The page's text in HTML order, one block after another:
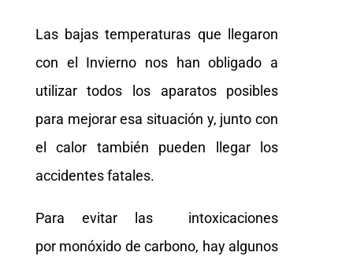
Las bajas temperaturas que llegaron
con el Invierno nos han obligado a
utilizar todos los aparatos posibles
para mejorar esa situación y, junto con
el calor también pueden llegar los
accidentes fatales.
Para evitar las intoxicaciones
por monóxido de carbono, hay algunos